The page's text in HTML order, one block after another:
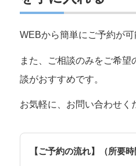
WEBから簡単にご予約が可
また、ご相談のみをご希望
談がおすすめです。
お気軽に、お問い合わせく
【ご予約の流れ】（所要時